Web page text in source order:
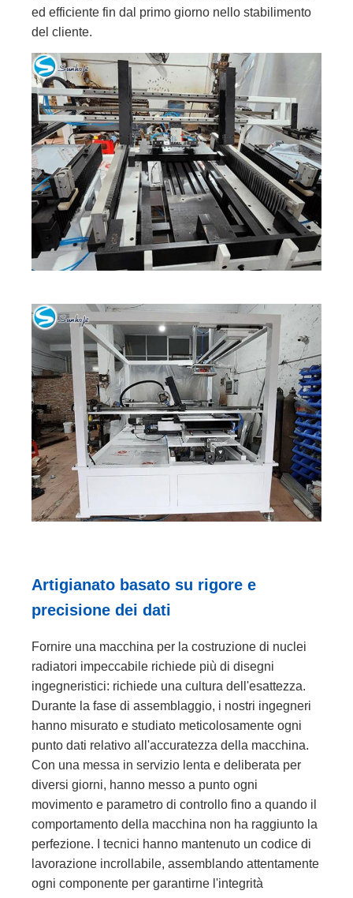
ed efficiente fin dal primo giorno nello stabilimento
del cliente.
Artigianato basato su rigore e
precisione dei dati
Fornire una macchina per la costruzione di nuclei
radiatori impeccabile richiede più di disegni
ingegneristici: richiede una cultura dell'esattezza.
Durante la fase di assemblaggio, i nostri ingegneri
hanno misurato e studiato meticolosamente ogni
punto dati relativo all'accuratezza della macchina.
Con una messa in servizio lenta e deliberata per
diversi giorni, hanno messo a punto ogni
movimento e parametro di controllo fino a quando il
comportamento della macchina non ha raggiunto la
perfezione. I tecnici hanno mantenuto un codice di
lavorazione incrollabile, assemblando attentamente
ogni componente per garantirne l'integrità